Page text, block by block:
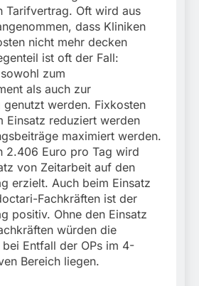
Tarifvertrag. Oft wird aus
dass Kliniken
nicht mehr decken
ist oft der Fall:
zum
als auch zur
genutzt werden. Fixkosten
Einsatz reduziert werden
maximiert werden.
2.406 Euro pro Tag wird
von Zeitarbeit auf den
erzielt. Auch beim Einsatz
Fachkräften ist der
positiv. Ohne den Einsatz
würden die
bei Entfall der OPs im 4-
Bereich liegen.